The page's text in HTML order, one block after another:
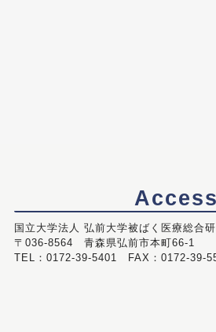
Access
国立大学法人 弘前大学被ばく医療総合
〒036-8564 青森県弘前市本町66-1
TEL：0172-39-5401 FAX：0172-39-